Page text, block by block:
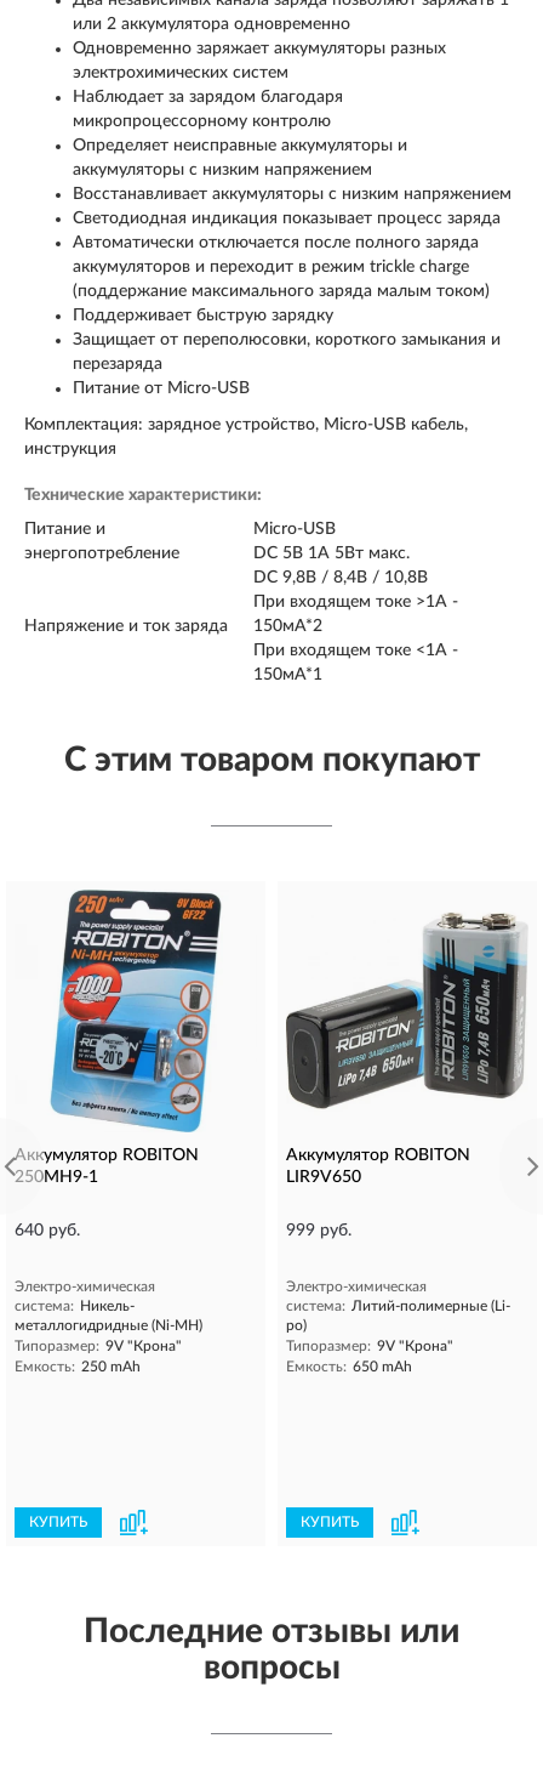
или 2 аккумулятора одновременно
Одновременно заряжает аккумуляторы разных
электрохимических систем
Наблюдает за зарядом благодаря
микропроцессорному контролю
Определяет неисправные аккумуляторы и
аккумуляторы с низким напряжением
Восстанавливает аккумуляторы с низким напряжением
Светодиодная индикация показывает процесс заряда
Автоматически отключается после полного заряда
аккумуляторов и переходит в режим trickle charge
(поддержание максимального заряда малым током)
Поддерживает быструю зарядку
Защищает от переполюсовки, короткого замыкания и
перезаряда
Питание от Micro-USB
Комплектация: зарядное устройство, Micro-USB кабель,
инструкция
Технические характеристики:
Питание и
энергопотребление
Micro-USB
DC 5B 1A 5Вт макс.
Напряжение и ток заряда
DC 9,8B / 8,4B / 10,8B
При входящем токе >1A -
150мА*2
При входящем токе <1A -
150мА*1
С этим товаром покупают
Аккумулятор ROBITON
250MH9-1
640 руб.
Электро-химическая
система: Никель-
металлогидридные (Ni-MH)
Типоразмер: 9V "Крона"
Емкость: 250 mAh
КУПИТЬ
Аккумулятор ROBITON
LIR9V650
999 руб.
Электро-химическая
система: Литий-полимерные (Li-
po)
Типоразмер: 9V "Крона"
Емкость: 650 mAh
КУПИТЬ
Последние отзывы или
вопросы